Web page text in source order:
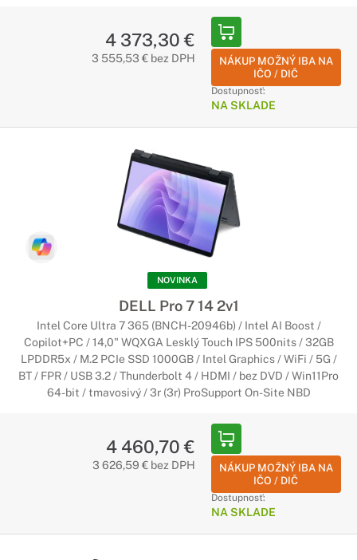
4 373,30 €
3 555,53 € bez DPH
NÁKUP MOŽNÝ IBA NA
IČO / DIČ
Dostupnosť:
NA SKLADE
NOVINKA
DELL Pro 7 14 2v1
Intel Core Ultra 7 365 (BNCH-20946b) / Intel AI Boost /
Copilot+PC / 14,0" WQXGA Lesklý Touch IPS 500nits / 32GB
LPDDR5x / M.2 PCIe SSD 1000GB / Intel Graphics / WiFi / 5G /
BT / FPR / USB 3.2 / Thunderbolt 4 / HDMI / bez DVD / Win11Pro
64-bit / tmavosivý / 3r (3r) ProSupport On-Site NBD
4 460,70 €
3 626,59 € bez DPH
NÁKUP MOŽNÝ IBA NA
IČO / DIČ
Dostupnosť:
NA SKLADE